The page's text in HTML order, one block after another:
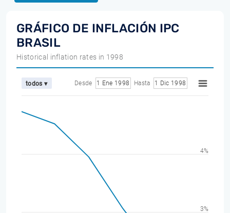
GRÁFICO DE INFLACIÓN IPC
BRASIL
Historical inflation rates in 1998
todos ▾ Desde 1 Ene 1998 Hasta 1 Dic 1998
3%
4%